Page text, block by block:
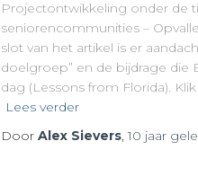
Projectontwikkeling onder de
seniorencommunities –
slot van het artikel is er
doelgroep” en de bijdrage die
dag (Lessons from Florida).
Lees verder
Door Alex Sievers,10 jaar